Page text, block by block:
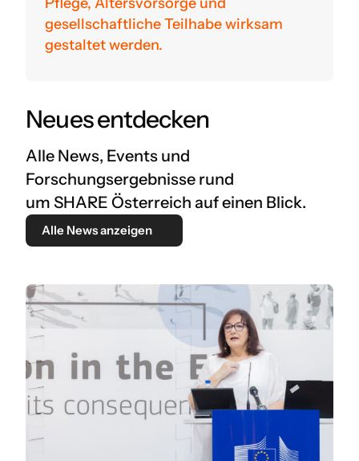
gesellschaftliche Teilhabe wirksam
gestaltet werden.
Neues entdecken
Alle News, Events und
Forschungsergebnisse rund
um SHARE Österreich auf einen Blick.
Alle News anzeigen